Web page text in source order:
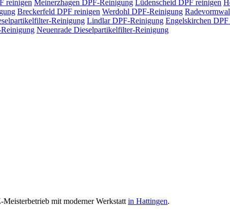
reinigen Meinerzhagen DPF-Reinigung Lüdenscheid DPF reinigen
Breckerfeld DPF reinigen Werdohl DPF-Reinigung
Reinigung LindlarDPF-Reinigung Engelskirchen DPF
Neuenrade Dieselpartikelfilter-Reinigung
mit moderner Werkstatt in Hattingen.